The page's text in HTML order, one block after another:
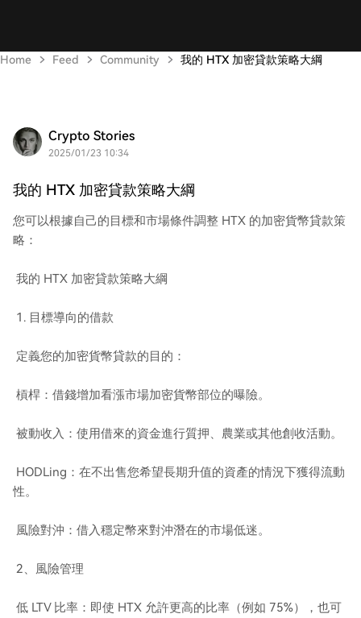
Home Feed Community 我的 HTX 加密貸款策略大綱
Crypto Stories
2025/01/23 10:34
我的 HTX 加密貸款策略大綱
您可以根據自己的目標和市場條件調整 HTX 的加密貨幣貸款策
略：
我的 HTX 加密貸款策略大綱
1. 目標導向的借款
定義您的加密貨幣貸款的目的：
槓桿：借錢增加看漲市場加密貨幣部位的曝險。
被動收入：使用借來的資金進行質押、農業或其他創收活動。
HODLing：在不出售您希望長期升值的資產的情況下獲得流動
性。
風險對沖：借入穩定幣來對沖潛在的市場低迷。
2、風險管理
低 LTV 比率：即使 HTX 允許更高的比率（例如 75%），也可